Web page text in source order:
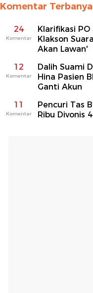
Komentar
24
Komentar
Klarifikasi PO
Klakson
Akan Lawan'
12
Komentar
Dalih Suami
Hina Pasien
Ganti Akun
11
Komentar
Pencuri Tas
Ribu Divonis